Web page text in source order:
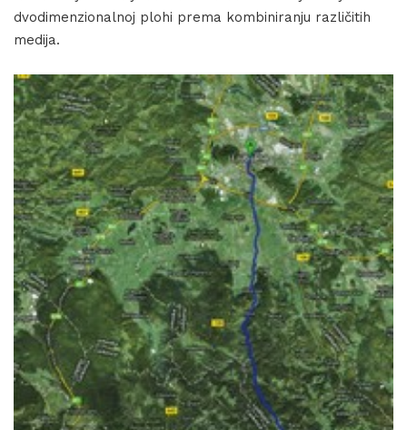
dvodimenzionalnoj plohi prema kombiniranju različitih
medija.